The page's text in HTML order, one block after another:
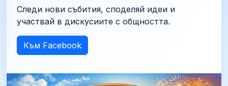
Следи нови събития, споделяй идеи и
участвай в дискусиите с общността.
Към Facebook